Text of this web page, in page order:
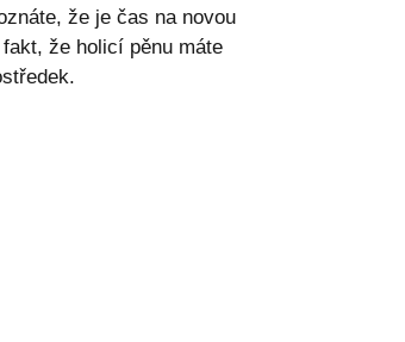
že je čas na novou
že holicí pěnu máte